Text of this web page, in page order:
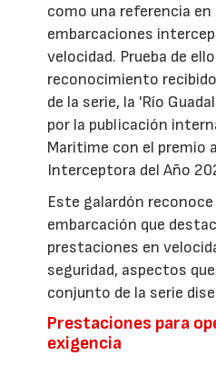
como una referencia
embarcaciones
velocidad. Prueba de
reconocimiento
de la serie, la 'Río
por la publicación
Maritime con el premio
Interceptora del Año
Este galardón
embarcación que
prestaciones en
seguridad, aspectos
conjunto de la serie
Prestaciones para
exigencia